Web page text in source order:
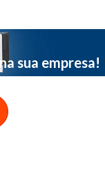
sua empresa!